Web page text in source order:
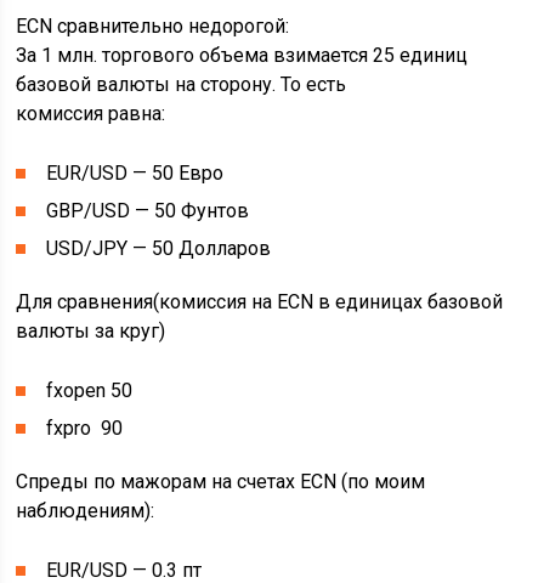
ECN сравнительно недорогой:
За 1 млн. торгового объема взимается 25 единиц
базовой валюты на сторону. То есть
комиссия равна:
EUR/USD — 50 Евро
GBP/USD — 50 Фунтов
USD/JPY — 50 Долларов
Для сравнения(комиссия на ECN в единицах базовой
валюты за круг)
fxopen 50
fxpro 90
Спреды по мажорам на счетах ECN (по моим
наблюдениям):
EUR/USD — 0.3 пт